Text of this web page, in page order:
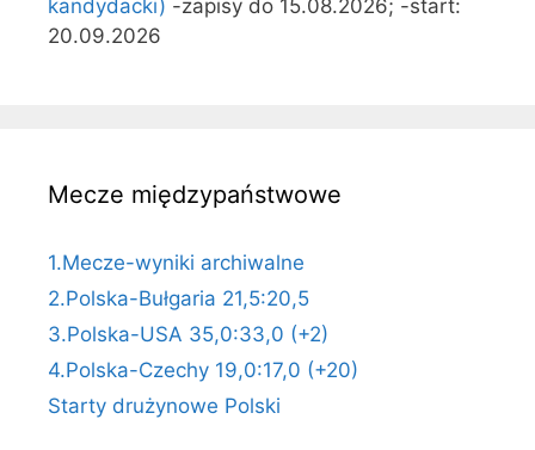
kandydacki) -zapisy do 15.08.2026; -start:
20.09.2026
Mecze międzypaństwowe
1.Mecze-wyniki archiwalne
2.Polska-Bułgaria 21,5:20,5
3.Polska-USA 35,0:33,0 (+2)
4.Polska-Czechy 19,0:17,0 (+20)
Starty drużynowe Polski